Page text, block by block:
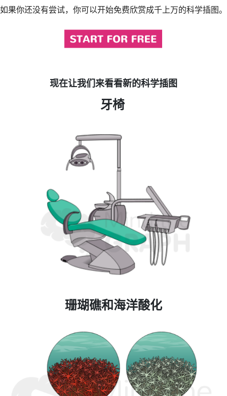
如果你还没有尝试，你可以开始免费欣赏成千上万的科学插图。
现在让我们来看看新的科学插图
牙椅
珊瑚礁和海洋酸化